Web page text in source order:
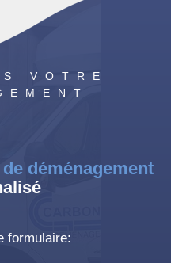
VOTRE
déménagement
formulaire: